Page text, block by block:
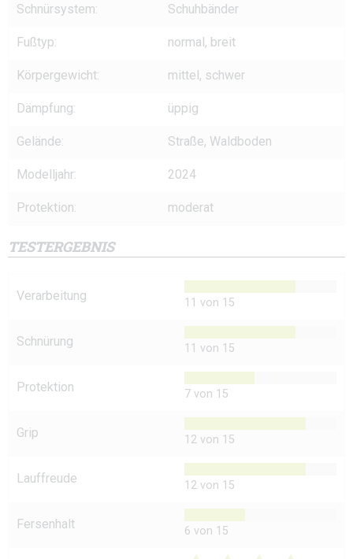
Schnürsystem: Schuhbänder
Fußtyp: normal, breit
Körpergewicht: mittel, schwer
Dämpfung: üppig
Gelände: Straße, Waldboden
Modelljahr: 2024
Protektion: moderat
TESTERGEBNIS
Verarbeitung 11 von 15
Schnürung 11 von 15
Protektion 7 von 15
Grip 12 von 15
Lauffreude 12 von 15
Fersenhalt 6 von 15